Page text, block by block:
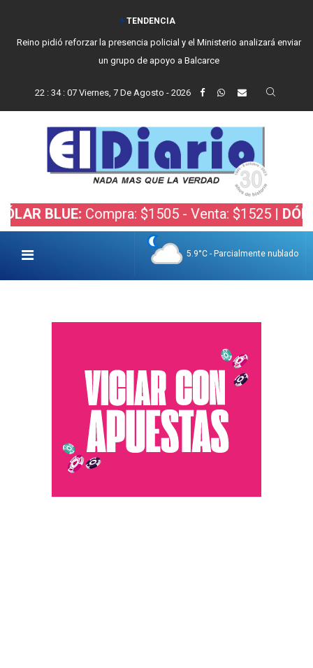
TENDENCIA
Reino pidió reforzar la presencia policial y el Ministerio analizará enviar
un grupo de apoyo a Balcarce
22: 34: 08 Viernes, 7 De Agosto - 2026
Compra: $1505 - Venta: $1525 |DÓLAR
5.9°C - Parcialmente nublado